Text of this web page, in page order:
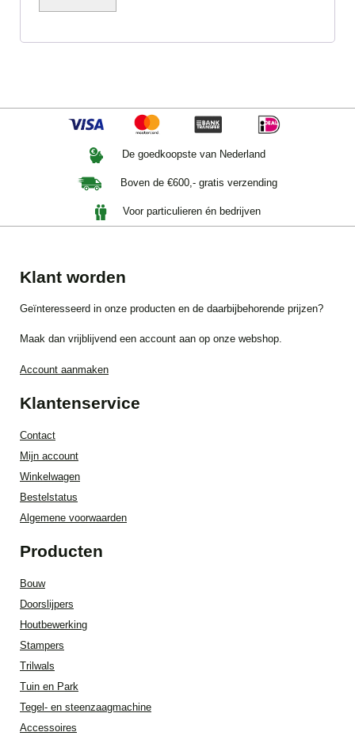
De goedkoopste van Nederland
Boven de €600,- gratis verzending
Voor particulieren én bedrijven
Klant worden
Geïnteresseerd in onze producten en de daarbijbehorende prijzen?
Maak dan vrijblijvend een account aan op onze webshop.
Account aanmaken
Klantenservice
Contact
Mijn account
Winkelwagen
Bestelstatus
Algemene voorwaarden
Producten
Bouw
Doorslijpers
Houtbewerking
Stampers
Trilwals
Tuin en Park
Tegel- en steenzaagmachine
Accessoires